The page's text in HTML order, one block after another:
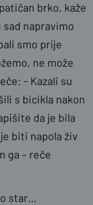
brko, kaže
napravimo
smo prije
ne može
- Kazali su
s bicikla nakon
da je bila
biti napola živ
ga – reče
star…